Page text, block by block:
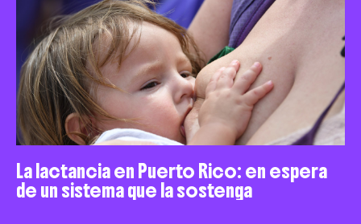
La lactancia en Puerto Rico: en espera
de un sistema que la sostenga